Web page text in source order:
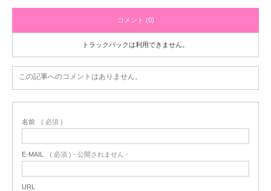
コメント (0)
トラックバックは利用できません。
この記事へのコメントはありません。
名前 ( 必須 )
E-MAIL ( 必須 ) - 公開されません -
URL